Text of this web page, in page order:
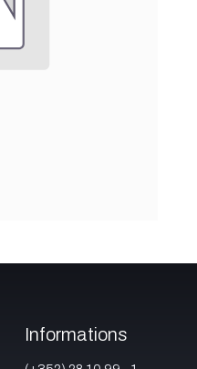
Informations